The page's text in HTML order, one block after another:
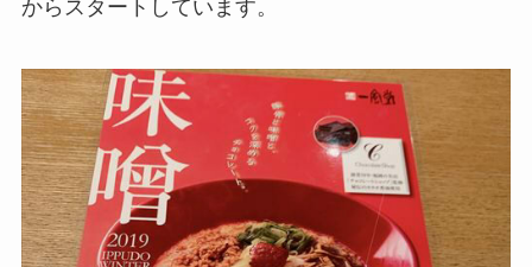
からスタートしています。